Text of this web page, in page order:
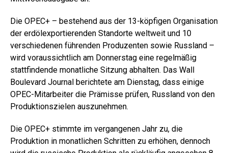
Die OPEC+ – bestehend aus der 13-köpfigen Organisation
der erdölexportierenden Standorte weltweit und 10
verschiedenen führenden Produzenten sowie Russland –
wird voraussichtlich am Donnerstag eine regelmäßig
stattfindende monatliche Sitzung abhalten. Das Wall
Boulevard Journal berichtete am Dienstag, dass einige
OPEC-Mitarbeiter die Prämisse prüfen, Russland von den
Produktionszielen auszunehmen.
Die OPEC+ stimmte im vergangenen Jahr zu, die
Produktion in monatlichen Schritten zu erhöhen, dennoch